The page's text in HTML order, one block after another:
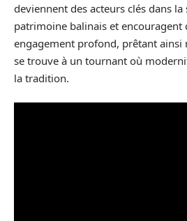
deviennent des acteurs clés dans la
patrimoine balinais et encouragent
engagement profond, prêtant ainsi
se trouve à un tournant où
la tradition.